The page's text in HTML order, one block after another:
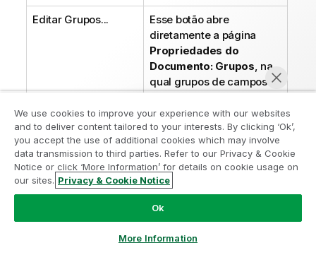
Bater papo agora
Editar Grupos...
Esse botão abre
diretamente a página
Propriedades do
Documento: Grupos , na
qual grupos de campos a
serem usados como
dimensões podem ser
definidos.
Animar...
Abre a caixa de diálogo
Animação, pela qual você
pode fazer uso da
primeira dimensão do
animação só está
Participe do Programa de Modernização
do Analytics
Modernize sem comprometer seus valiosos aplicativos
QlikView com o Programa de Modernização do Analytics.
Clique aqui
ampquestions@qlik.com
We use cookies to improve your experience with our websites
and to deliver content tailored to your interests. By clicking ‘Ok’,
you accept the use of additional cookies which may involve
data transmission to third parties. Refer to our Privacy & Cookie
Notice or click ‘More Information’ for details on cookie usage on
our sites. Privacy & Cookie Notice
Ok
More Information